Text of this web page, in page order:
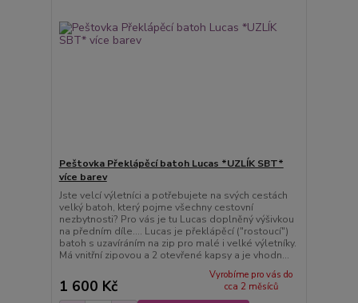
Peštovka Překlápěcí batoh Lucas *UZLÍK SBT*
více barev
Jste velcí výletníci a potřebujete na svých cestách
velký batoh, který pojme všechny cestovní
nezbytnosti? Pro vás je tu Lucas doplněný výšivkou
na předním díle.... Lucas je překlápěcí ("rostoucí")
batoh s uzavíráním na zip pro malé i velké výletníky.
Má vnitřní zipovou a 2 otevřené kapsy a je vhodn...
1 600 Kč
Vyrobíme pro vás do
cca 2 měsíců